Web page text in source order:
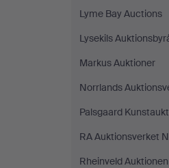
Lyme Bay Auctions
Lysekils
Markus Auktioner
Norrlands
Palsgaard
RA Auktionsverket
Rheinveld Auktionen